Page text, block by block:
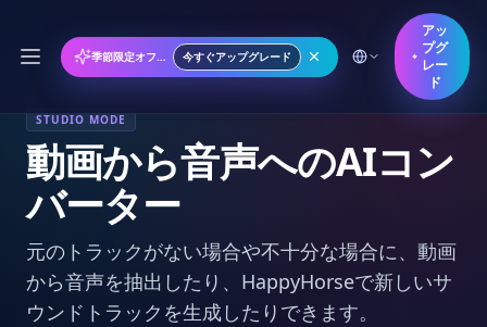
季節限定オファー: 年間プランが50%オフ 今すぐアップグレード
アッ
プグ
レー
ド
STUDIO MODE
動画から音声へのAIコン
バーター
元のトラックがない場合や不十分な場合に、動画
から音声を抽出したり、HappyHorseで新しいサ
ウンドトラックを生成したりできます。